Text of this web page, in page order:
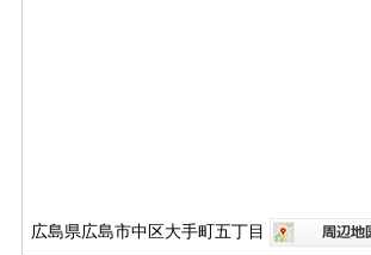
広島県広島市中区大手町五丁目